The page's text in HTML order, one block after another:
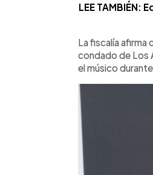
LEE TAMBIÉN:
La fiscalía afirma
condado de Los
el músico